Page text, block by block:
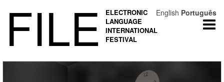
FILE
ELECTRONIC
LANGUAGE
INTERNATIONAL
FESTIVAL
English Português